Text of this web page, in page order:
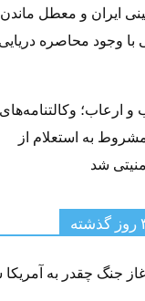
ایران و معطل ماندن
وجود محاصره
ارعاب؛ وکالتنامه‌های
به استعلام از
شد
جنگ چقدر به